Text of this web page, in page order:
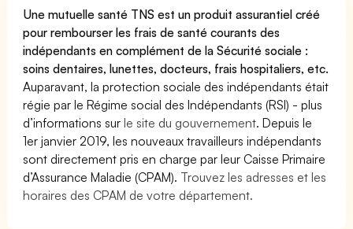
Une mutuelle santé TNS est un produit assurantiel créé
pour rembourser les frais de santé courants des
indépendants en complément de la Sécurité sociale :
soins dentaires, lunettes, docteurs, frais hospitaliers, etc.
Auparavant, la protection sociale des indépendants était
régie par le Régime social des Indépendants (RSI) - plus
d’informations surle site du gouvernement. Depuis le
1er janvier 2019, les nouveaux travailleurs indépendants
sont directement pris en charge par leur Caisse Primaire
d’Assurance Maladie (CPAM). Trouvez les adresses et les
horaires des CPAM de votre département.